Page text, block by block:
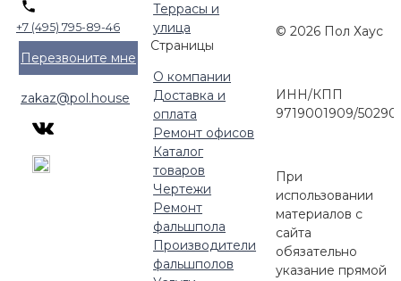
+7 (495) 795-89-46
Перезвоните мне
zakaz@pol.house
Террасы и
улица
Страницы
О компании
Доставка и
оплата
Ремонт офисов
Каталог
товаров
Чертежи
Ремонт
фальшпола
Производители
фальшполов
© 2026 Пол Хаус
ИНН/КПП
9719001909/
При
использовании
материалов с
сайта
обязательно
указание прямой